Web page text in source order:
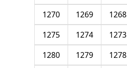
1268
1269
1270
1273
1274
1275
1278
1279
1280